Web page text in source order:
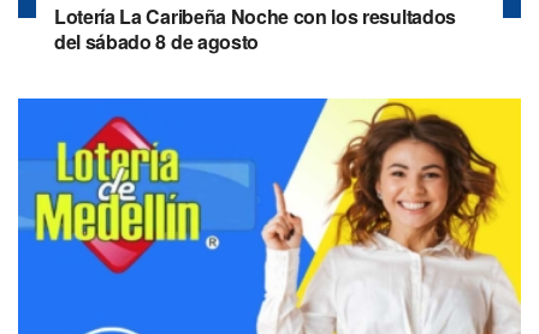
Lotería La Caribeña Noche con los resultados
del sábado 8 de agosto